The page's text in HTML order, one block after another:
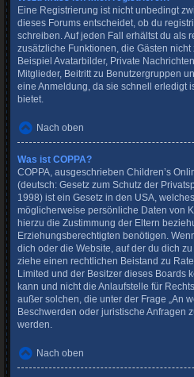
Eine Registrierung ist nicht unbedingt
dieses Forums entscheidet, ob du
schreiben. Auf jeden Fall erhältst du als
zusätzliche Funktionen, die Gästen
Beispiel Avatarbilder, Private
Mitglieder, Beitritt zu Benutzergruppen
eine Anmeldung, da sie schnell erledigt
bietet.
Nach oben
Was ist COPPA?
COPPA, ausgeschrieben Children’s
(deutsch: Gesetz zum Schutz der
1998) ist ein Gesetz in den USA,
möglicherweise persönliche Daten von
hierzu die Zustimmung der Eltern
Erziehungsberechtigten benötigen.
dich oder die Website, auf der du dich
ziehe einen rechtlichen Beistand zu
Limited und der Besitzer dieses Boards
kann und nicht die Anlaufstelle für
außer solchen, die unter der Frage „An
Beschwerden oder juristische Anfragen
werden.
Nach oben